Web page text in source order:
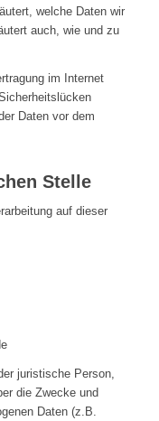
welche Daten wir
auch, wie und zu
im Internet
Daten vor dem
Stelle
auf dieser
juristische Person,
die Zwecke und
Daten (z.B.